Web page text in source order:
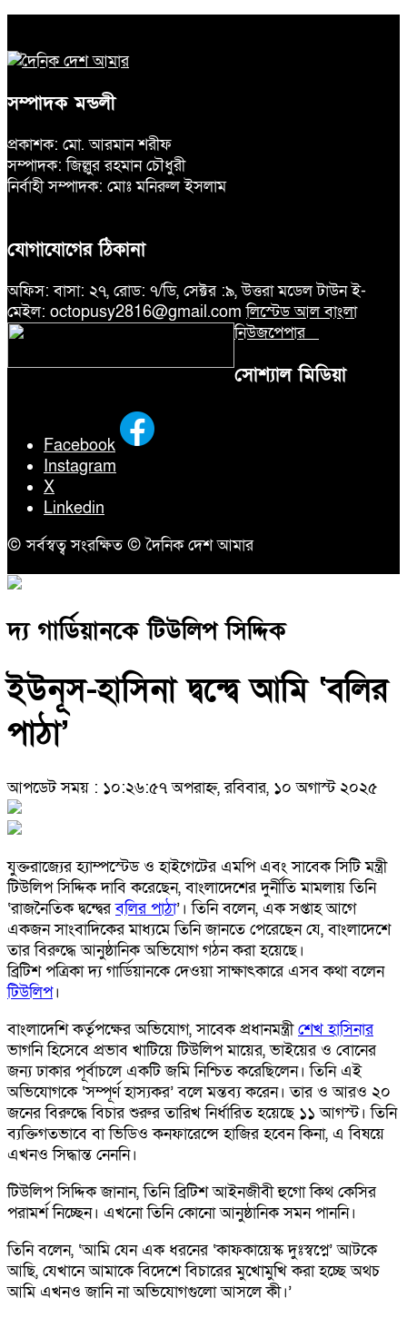
সম্পাদক মন্ডলী
প্রকাশক: মো. আরমান শরীফ
সম্পাদক: জিল্লুর রহমান চৌধুরী
নির্বাহী সম্পাদক: মোঃ মনিরুল ইসলাম
যোগাযোগের ঠিকানা
অফিস: বাসা: ২৭, রোড: ৭/ডি, সেক্টর :৯, উত্তরা মডেল টাউন ই-
মেইল: octopusy2816@gmail.comলিস্টেড আল বাংলা
নিউজপেপার
সোশ্যাল মিডিয়া
Facebook
Instagram
X
Linkedin
© সর্বস্বত্ব সংরক্ষিত © দৈনিক দেশ আমার
দ্য গার্ডিয়ানকে টিউলিপ সিদ্দিক
ইউনূস-হাসিনা দ্বন্দ্বে আমি ‘বলির
পাঠা’
আপডেট সময় : ১০:২৬:৫৭ অপরাহ্ন, রবিবার, ১০ অগাস্ট ২০২৫
যুক্তরাজ্যের হ্যাম্পস্টেড ও হাইগেটের এমপি এবং সাবেক সিটি মন্ত্রী
টিউলিপ সিদ্দিক দাবি করেছেন, বাংলাদেশের দুর্নীতি মামলায় তিনি
‘রাজনৈতিক দ্বন্দ্বেরবলির পাঠা’। তিনি বলেন, এক সপ্তাহ আগে
একজন সাংবাদিকের মাধ্যমে তিনি জানতে পেরেছেন যে, বাংলাদেশে
তার বিরুদ্ধে আনুষ্ঠানিক অভিযোগ গঠন করা হয়েছে।
ব্রিটিশ পত্রিকা দ্য গার্ডিয়ানকে দেওয়া সাক্ষাৎকারে এসব কথা বলেন
টিউলিপ।
বাংলাদেশি কর্তৃপক্ষের অভিযোগ, সাবেক প্রধানমন্ত্রীশেখ হাসিনার
ভাগনি হিসেবে প্রভাব খাটিয়ে টিউলিপ মায়ের, ভাইয়ের ও বোনের
জন্য ঢাকার পূর্বাচলে একটি জমি নিশ্চিত করেছিলেন। তিনি এই
অভিযোগকে ‘সম্পূর্ণ হাস্যকর’ বলে মন্তব্য করেন। তার ও আরও ২০
জনের বিরুদ্ধে বিচার শুরুর তারিখ নির্ধারিত হয়েছে ১১ আগস্ট। তিনি
ব্যক্তিগতভাবে বা ভিডিও কনফারেন্সে হাজির হবেন কিনা, এ বিষয়ে
এখনও সিদ্ধান্ত নেননি।
টিউলিপ সিদ্দিক জানান, তিনি ব্রিটিশ আইনজীবী হুগো কিথ কেসির
পরামর্শ নিচ্ছেন। এখনো তিনি কোনো আনুষ্ঠানিক সমন পাননি।
তিনি বলেন, ‘আমি যেন এক ধরনের ‘কাফকায়েস্ক দুঃস্বপ্নে’ আটকে
আছি, যেখানে আমাকে বিদেশে বিচারের মুখোমুখি করা হচ্ছে অথচ
আমি এখনও জানি না অভিযোগগুলো আসলে কী।’